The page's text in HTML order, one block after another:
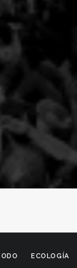
ECOLOGÍA